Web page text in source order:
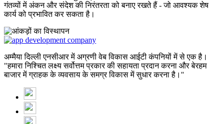
गंतव्यों में अंकन और संदेश की निरंतरता को बनाए रखते हैं - जो आवश्यक शेष
कार्य को प्रभावित कर सकता है।
अम्मैया दिल्ली एनसीआर में अग्रणी वेब विकास आईटी कंपनियों में से एक है।
"हमारा निश्चित लक्ष्य सर्वोत्तम प्रकार की सहायता प्रदान करना और बेरहम
बाजार में ग्राहक के व्यवसाय के समग्र विकास में सुधार करना है।"